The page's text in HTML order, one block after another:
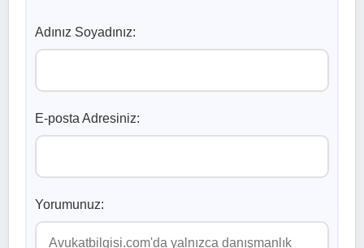
Adınız Soyadınız:
E-posta Adresiniz:
Yorumunuz: